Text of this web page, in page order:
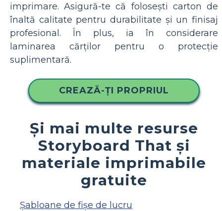
imprimare. Asigură-te că folosești carton de
înaltă calitate pentru durabilitate și un finisaj
profesional. În plus, ia în considerare
laminarea cărților pentru o protecție
suplimentară.
CREAZĂ-ȚI PROPRIUL
Și mai multe resurse
Storyboard That și
materiale imprimabile
gratuite
Șabloane de fișe de lucru